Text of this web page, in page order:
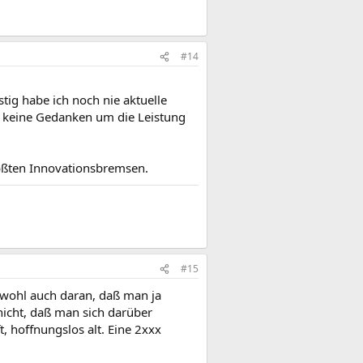
#14
habe ich noch nie aktuelle
Gedanken um die Leistung
Innovationsbremsen.
#15
auch daran, daß man ja
daß man sich darüber
hoffnungslos alt. Eine 2xxx